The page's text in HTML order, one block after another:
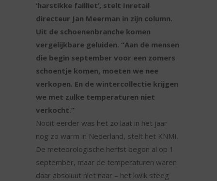
‘harstikke failliet’, stelt Inretail
directeur Jan Meerman in zijn column.
Uit de schoenenbranche komen
vergelijkbare geluiden. “Aan de mensen
die begin september voor een zomers
schoentje komen, moeten we nee
verkopen. En de wintercollectie krijgen
we met zulke temperaturen niet
verkocht.”
Nooit eerder was het zo laat in het jaar
nog zo warm in Nederland, stelt het KNMI.
De meteorologische herfst begon al op 1
september, maar de temperaturen waren
daar absoluut niet naar – het kwik steeg